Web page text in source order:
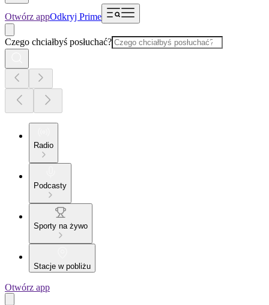
Otwórz appOdkryj Prime
Czego chciałbyś posłuchać?
Radio
Podcasty
Sporty na żywo
Stacje w pobliżu
Otwórz app